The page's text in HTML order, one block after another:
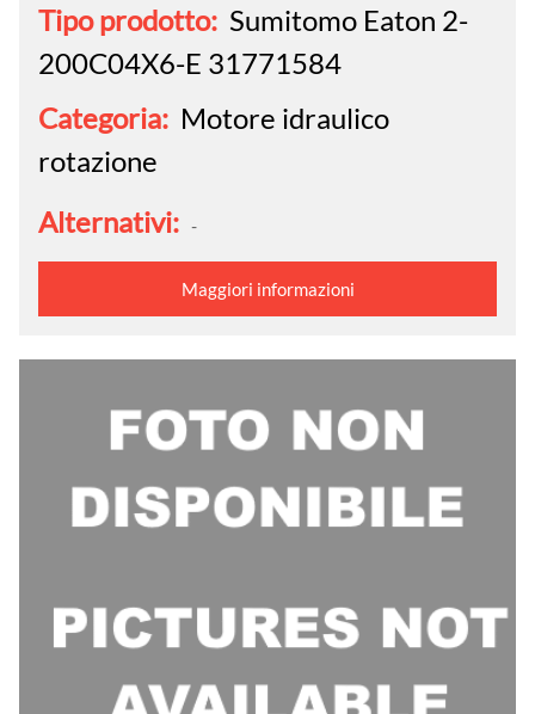
Tipo prodotto: Sumitomo Eaton 2-
200C04X6-E 31771584
Categoria: Motore idraulico
rotazione
Alternativi: -
Maggiori informazioni